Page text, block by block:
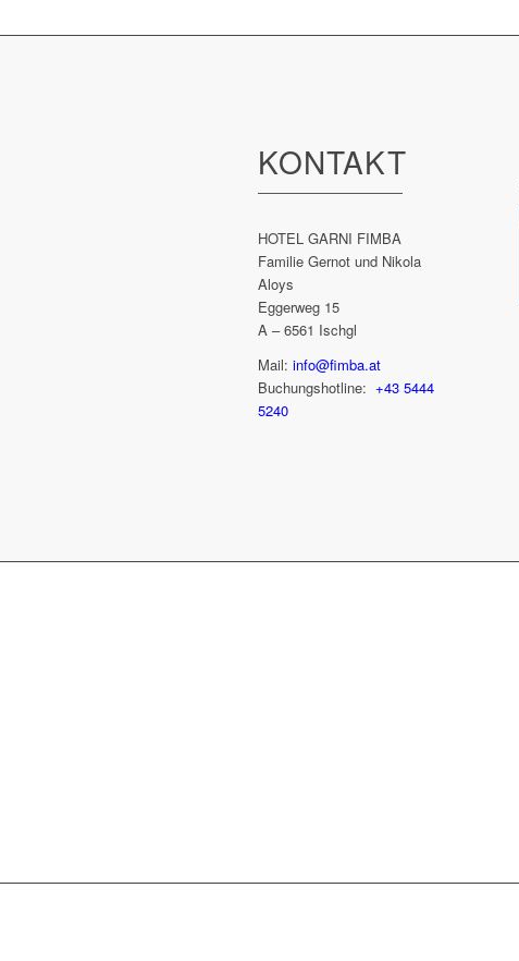
KONTAKT
HOTEL GARNI FIMBA
Familie Gernot und Nikola
Aloys
Eggerweg 15
A – 6561 Ischgl
Mail: info@fimba.at
Buchungshotline: +43 5444
5240